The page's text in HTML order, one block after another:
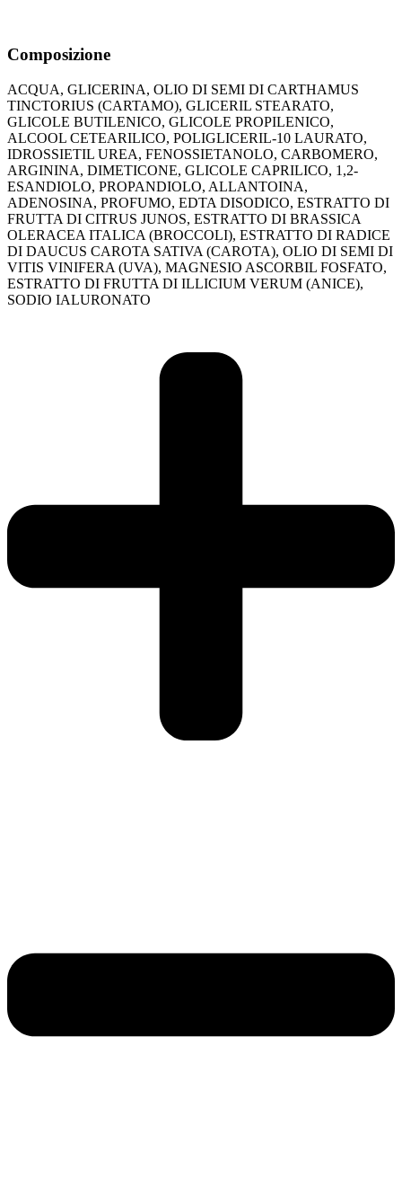
Composizione
ACQUA, GLICERINA, OLIO DI SEMI DI CARTHAMUS
TINCTORIUS (CARTAMO), GLICERIL STEARATO,
GLICOLE BUTILENICO, GLICOLE PROPILENICO,
ALCOOL CETEARILICO, POLIGLICERIL-10 LAURATO,
IDROSSIETIL UREA, FENOSSIETANOLO, CARBOMERO,
ARGININA, DIMETICONE, GLICOLE CAPRILICO, 1,2-
ESANDIOLO, PROPANDIOLO, ALLANTOINA,
ADENOSINA, PROFUMO, EDTA DISODICO, ESTRATTO DI
FRUTTA DI CITRUS JUNOS, ESTRATTO DI BRASSICA
OLERACEA ITALICA (BROCCOLI), ESTRATTO DI RADICE
DI DAUCUS CAROTA SATIVA (CAROTA), OLIO DI SEMI DI
VITIS VINIFERA (UVA), MAGNESIO ASCORBIL FOSFATO,
ESTRATTO DI FRUTTA DI ILLICIUM VERUM (ANICE),
SODIO IALURONATO